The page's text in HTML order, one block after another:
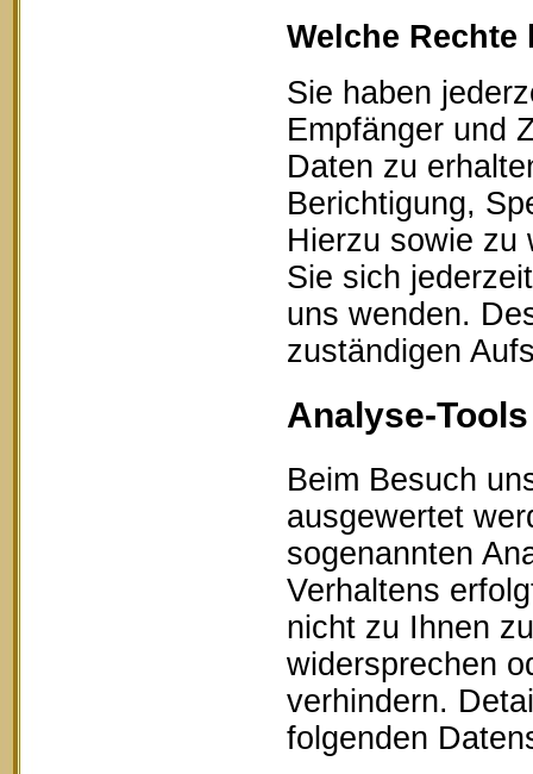
Welche
Sie haben
Empfänger und
Daten zu
Berichtigung,
Hierzu sowie zu
Sie sich
uns wenden.
zuständigen
Analyse-
Beim Besuch
ausgewertet
sogenannten
Verhaltens
nicht zu Ihnen
widersprechen
verhindern.
folgenden